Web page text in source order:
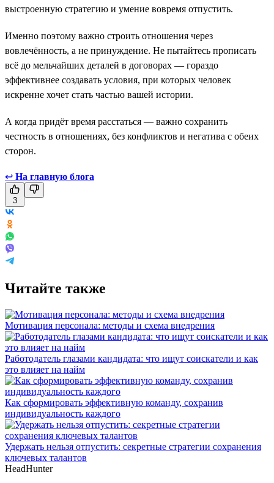
выстроенную стратегию и умение вовремя отпустить.
Именно поэтому важно строить отношения через
вовлечённость, а не принуждение. Не пытайтесь прописать
всё до мельчайших деталей в договорах — гораздо
эффективнее создавать условия, при которых человек
искренне хочет стать частью вашей истории.
А когда придёт время расстаться — важно сохранить
честность в отношениях, без конфликтов и негатива с обеих
сторон.
↩ На главную блога
3
Читайте также
Мотивация персонала: методы и схема внедрения
Работодатель глазами кандидата: что ищут соискатели и как
это влияет на найм
Как сформировать эффективную команду, сохранив
индивидуальность каждого
Удержать нельзя отпустить: секретные стратегии сохранения
ключевых талантов
HeadHunter